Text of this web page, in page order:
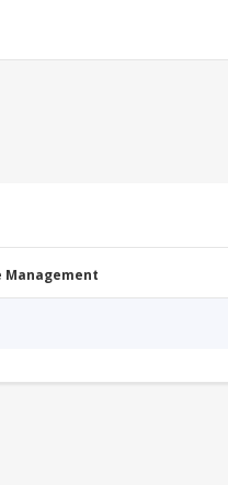
Management